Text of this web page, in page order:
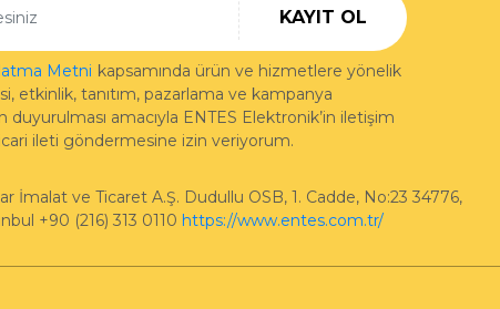
KAYIT OL
Metni kapsamında ürün ve hizmetlere yönelik
etkinlik, tanıtım, pazarlama ve kampanya
duyurulması amacıyla ENTES Elektronik’in iletişim
ileti göndermesine izin veriyorum.
İmalat ve Ticaret A.Ş. Dudullu OSB, 1. Cadde, No:23 34776,
+90 (216) 313 0110 https://www.entes.com.tr/